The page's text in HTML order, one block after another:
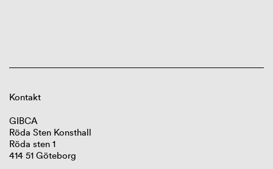
Kontakt
GIBCA
Röda Sten Konsthall
Röda sten 1
414 51 Göteborg